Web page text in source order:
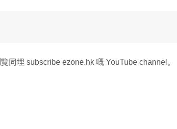
同埋 subscribe ezone.hk 嘅 YouTube channel。